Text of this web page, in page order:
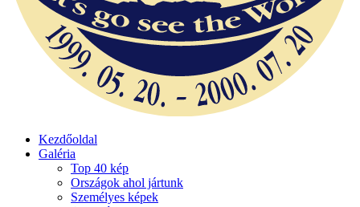
Kezdőoldal
Galéria
Top 40 kép
Országok ahol jártunk
Személyes képek